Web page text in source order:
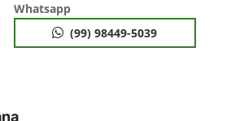
Whatsapp
(99) 98449-5039